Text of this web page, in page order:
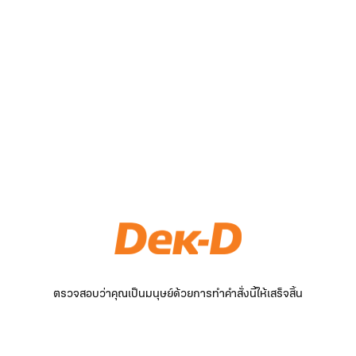
ตรวจสอบว่าคุณเป็นมนุษย์ด้วยการทำคำสั่งนี้ให้เสร็จสิ้น